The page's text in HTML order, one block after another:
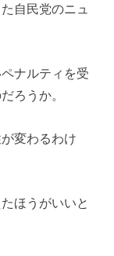
自民党のニュ
ナルティを受
ろうか。
変わるわけ
ほうがいいと